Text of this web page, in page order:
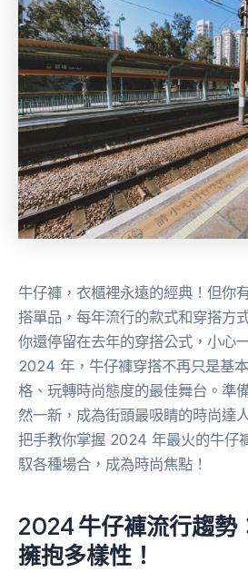
牛仔褲，衣櫃裡永遠的經典！但你
搭單品，每年流行的款式和穿搭方
你還停留在去年的穿搭公式，小心
2024 年，牛仔褲穿搭不再只是基
格、玩轉時尚態度的最佳舞台。準
然一新，成為街頭最吸睛的時尚達
把手教你掌握 2024 年最火的牛仔
馭各種場合，成為時尚焦點！
2024 牛仔褲流行趨勢
擁抱多樣性！